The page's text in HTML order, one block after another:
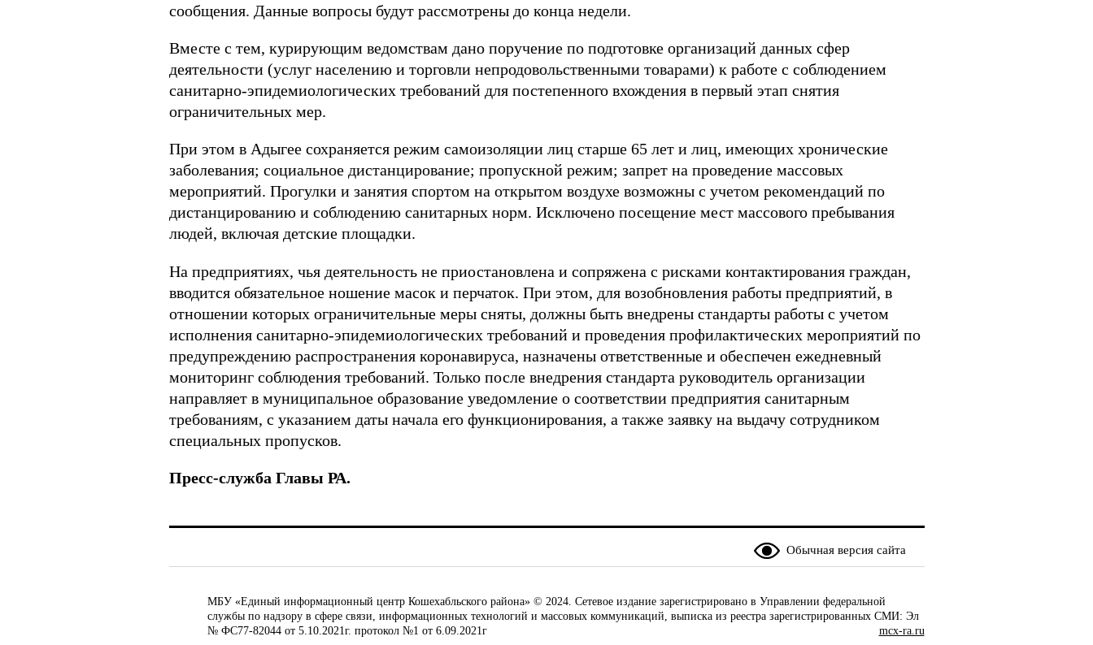
сообщения. Данные вопросы будут рассмотрены до конца недели.
Вместе с тем, курирующим ведомствам дано поручение по подготовке организаций данных сфер
деятельности (услуг населению и торговли непродовольственными товарами) к работе с соблюдением
санитарно-эпидемиологических требований для постепенного вхождения в первый этап снятия
ограничительных мер.
При этом в Адыгее сохраняется режим самоизоляции лиц старше 65 лет и лиц, имеющих хронические
заболевания; социальное дистанцирование; пропускной режим; запрет на проведение массовых
мероприятий. Прогулки и занятия спортом на открытом воздухе возможны с учетом рекомендаций по
дистанцированию и соблюдению санитарных норм. Исключено посещение мест массового пребывания
людей, включая детские площадки.
На предприятиях, чья деятельность не приостановлена и сопряжена с рисками контактирования граждан,
вводится обязательное ношение масок и перчаток. При этом, для возобновления работы предприятий, в
отношении которых ограничительные меры сняты, должны быть внедрены стандарты работы с учетом
исполнения санитарно-эпидемиологических требований и проведения профилактических мероприятий по
предупреждению распространения коронавируса, назначены ответственные и обеспечен ежедневный
мониторинг соблюдения требований. Только после внедрения стандарта руководитель организации
направляет в муниципальное образование уведомление о соответствии предприятия санитарным
требованиям, с указанием даты начала его функционирования, а также заявку на выдачу сотрудником
специальных пропусков.
Пресс-служба Главы РА.
Обычная версия сайта
МБУ «Единый информационный центр Кошехабльского района» © 2024. Сетевое издание зарегистрировано в Управлении федеральной
службы по надзору в сфере связи, информационных технологий и массовых коммуникаций, выписка из реестра зарегистрированных СМИ: Эл
№ ФС77-82044 от 5.10.2021г. протокол №1 от 6.09.2021г
mcx-ra.ru